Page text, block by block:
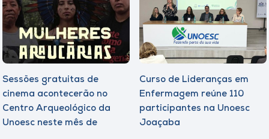
Sessões gratuitas de
cinema acontecerão no
Centro Arqueológico da
Unoesc neste mês de
Curso de Lideranças em
Enfermagem reúne 110
participantes na Unoesc
Joaçaba